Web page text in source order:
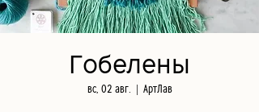
Гобелены
вс, 02 авг. АртЛав